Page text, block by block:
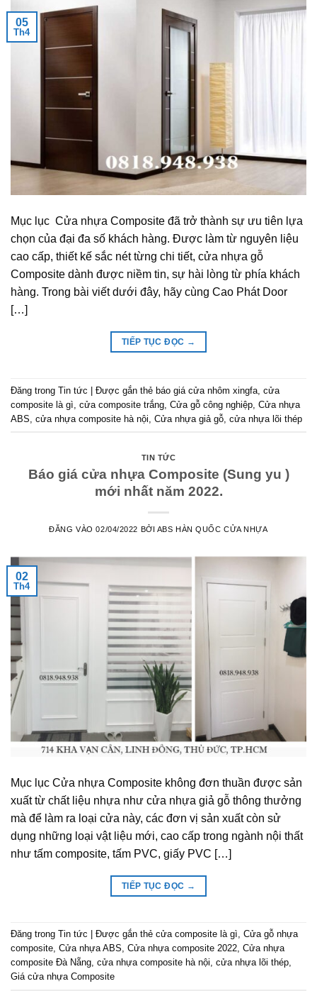
05
Th4
Mục lục Cửa nhựa Composite đã trở thành sự ưu tiên lựa
chọn của đại đa số khách hàng. Được làm từ nguyên liệu
cao cấp, thiết kế sắc nét từng chi tiết, cửa nhựa gỗ
Composite dành được niềm tin, sự hài lòng từ phía khách
hàng. Trong bài viết dưới đây, hãy cùng Cao Phát Door
[…]
TIẾP TỤC ĐỌC →
Đăng trong Tin tức | Được gắn thẻ báo giá cửa nhôm xingfa cửa
composite là gì cửa composite trắng Cửa gỗ công nghiệp Cửa nhựa
ABS cửa nhựa composite hà nội Cửa nhựa giả gỗ cửa nhựa lõi thép
TIN TỨC
Báo giá cửa nhựa Composite (Sung yu )
mới nhất năm 2022.
ĐĂNG VÀO02/04/2022 BỞI ABS HÀN QUỐC CỬA NHỰA
02
Th4
Mục lục Cửa nhựa Composite không đơn thuần được sản
xuất từ chất liệu nhựa như cửa nhựa giả gỗ thông thưởng
mà để làm ra loại cửa này, các đơn vị sản xuất còn sử
dụng những loại vật liệu mới, cao cấp trong ngành nội thất
như tấm composite, tấm PVC, giấy PVC […]
TIẾP TỤC ĐỌC →
Đăng trong Tin tức Được gắn thẻ cửa composite là gì, Cửa gỗ nhựa
composite, Cửa nhựa ABS, Cửa nhựa composite 2022, Cửa nhựa
composite Đà Nẵng, cửa nhựa composite hà nội, cửa nhựa lõi thép,
Giá cửa nhựa Composite